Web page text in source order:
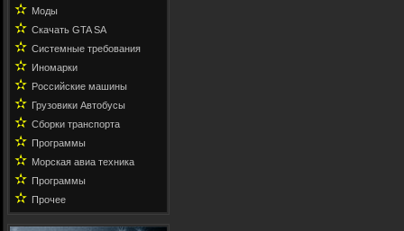
✫ Моды
✫ Скачать GTA SA
✫ Системные требования
✫ Иномарки
✫ Российские машины
✫ Грузовики Автобусы
✫ Сборки транспорта
✫ Программы
✫ Морская авиа техника
✫ Программы
✫ Прочее